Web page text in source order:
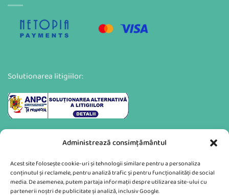
Administrează consimțământul
Acest site folosește cookie-uri și tehnologii similare pentru a personaliza
conținutul și reclamele, pentru analiză trafic și pentru funcționalități de social
media. De asemenea, putem partaja informații despre utilizarea site-ului cu
partenerii noștri de publicitate și analiză, inclusiv Google.
Solutionarea litigiilor: